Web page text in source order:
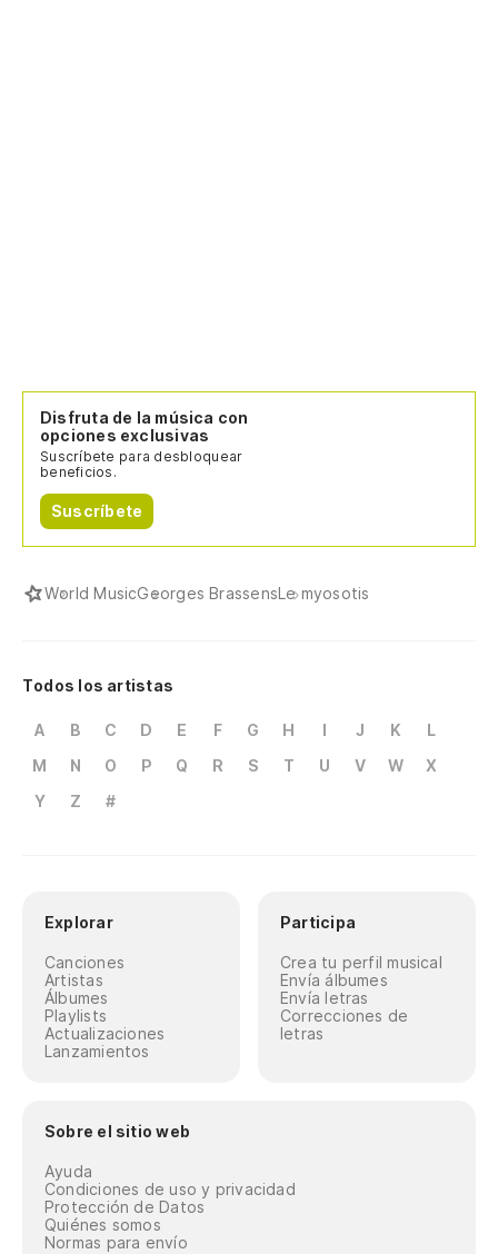
Disfruta de la música con
opciones exclusivas
Suscríbete para desbloquear
beneficios.
Suscríbete
World MusicGeorges BrassensLe myosotis
Todos los artistas
A B C D E F G H I J K
L
M
N O P Q R S T U V W
X
Y
Z #
Explorar
Canciones
Artistas
Álbumes
Playlists
Actualizaciones
Lanzamientos
Participa
Crea tu perfil musical
Envía álbumes
Envía letras
Correcciones de
letras
Sobre el sitio web
Ayuda
Condiciones de uso y privacidad
Protección de Datos
Quiénes somos
Normas para envío